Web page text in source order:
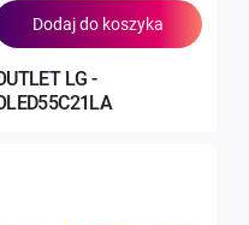
LG -
Dodaj do koszyka